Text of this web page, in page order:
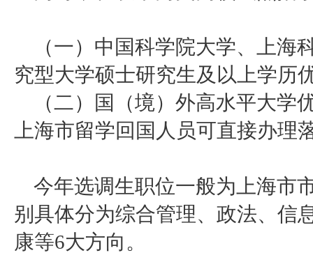
（一）中国科学院大学、上
究型大学硕士研究生及以上学历
（二）国（境）外高水平大
上海市留学回国人员可直接办理
今年选调生职位一般为上海市
别具体分为综合管理、政法、信
康等6大方向。